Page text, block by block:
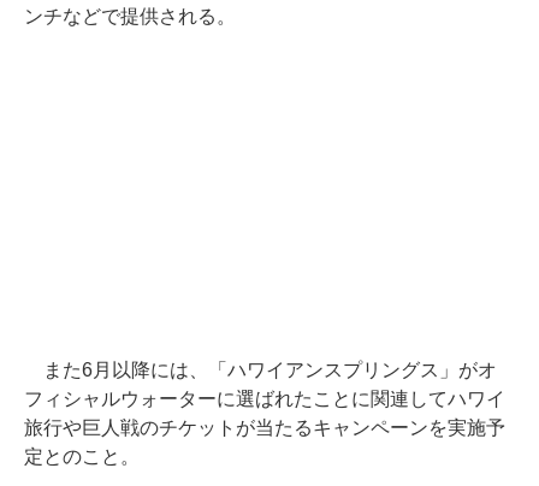
ンチなどで提供される。
また6月以降には、「ハワイアンスプリングス」がオ
フィシャルウォーターに選ばれたことに関連してハワイ
旅行や巨人戦のチケットが当たるキャンペーンを実施予
定とのこと。